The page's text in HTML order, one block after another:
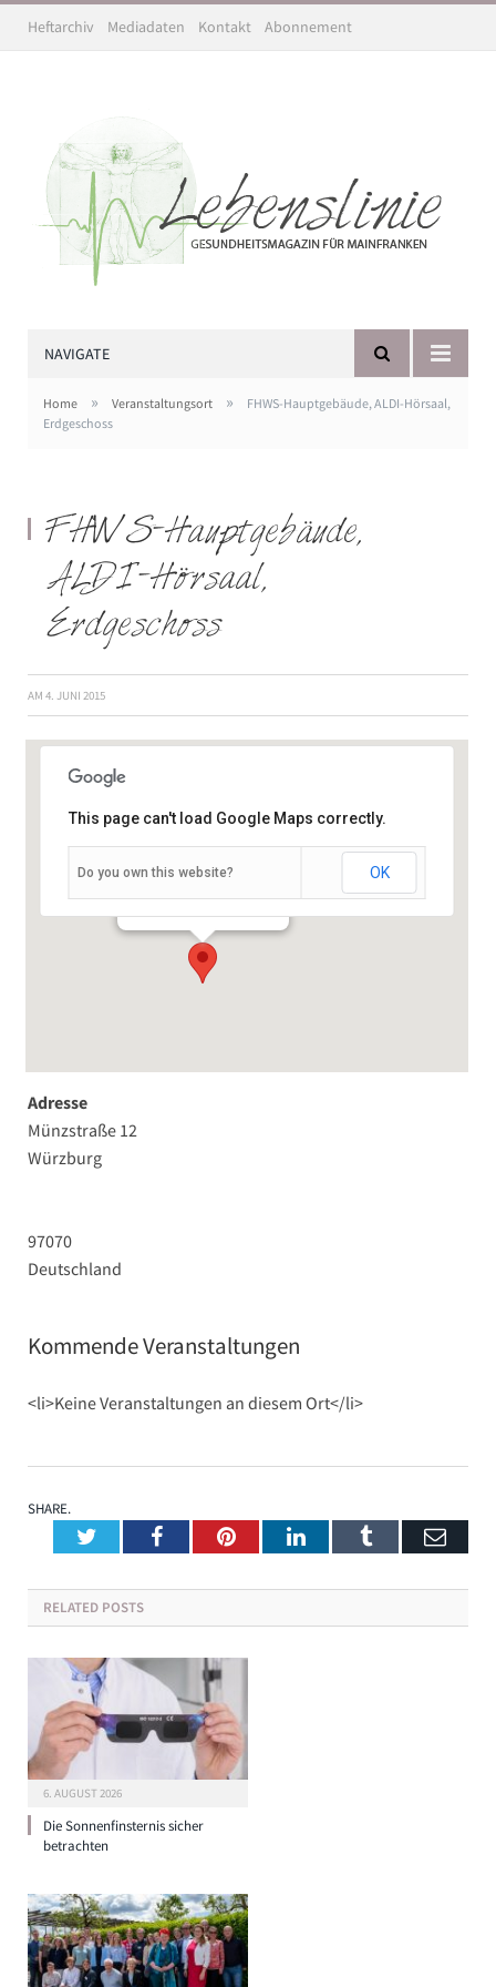
Heftarchiv Mediadaten Kontakt Abonnement
NAVIGATE
Home » Veranstaltungsort »
FHWS-Hauptgebäude, ALDI-Hörsaal,
Erdgeschoss
FHWS-Hauptgebäude,
ALDI-Hörsaal,
Erdgeschoss
AM 4. JUNI 2015
Veranstaltungen
This page can't load Google Maps correctly.
Do you own this website? OK
Adresse
Münzstraße 12
Würzburg
97070
Deutschland
Kommende Veranstaltungen
<li>Keine Veranstaltungen an diesem Ort</li>
SHARE.
TwitterFacebookPinterestLinkedInTumblr
RELATED POSTS
6. AUGUST 2026
Die Sonnenfinsternis sicher
betrachten